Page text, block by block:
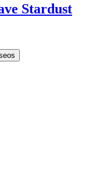
Stardust